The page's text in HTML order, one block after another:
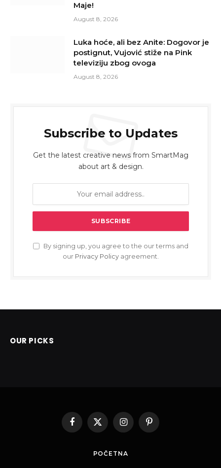
Maje!
August 8, 2026
Luka hoće, ali bez Anite: Dogovor je
postignut, Vujović stiže na Pink
televiziju zbog ovoga
August 8, 2026
Subscribe to Updates
Get the latest creative news from SmartMag
about art & design.
By signing up, you agree to the our terms and
our Privacy Policy agreement.
OUR PICKS
Facebook
X
(Twitter)
InstagramPinterest
POČETNA